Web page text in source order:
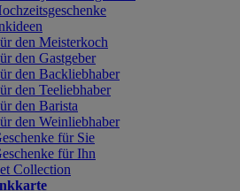
den Meisterkoch
den Gastgeber
den Backliebhaber
den Teeliebhaber
den Barista
den Weinliebhaber
für Sie
für Ihn
Collection